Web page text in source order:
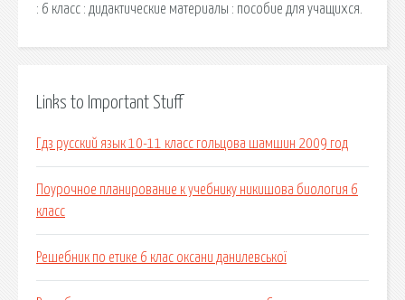
: 6 класс : дидактические материалы : пособие для учащихся.
Links to Important Stuff
Гдз русский язык 10-11 класс гольцова шамшин 2009 год
Поурочное планирование к учебнику никишова биология 6
класс
Решебник по етике 6 клас оксани данилевської